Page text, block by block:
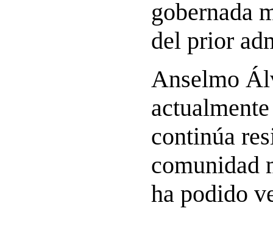
gobernada
del prior
Anselmo
continúa
comunidad
ha podido